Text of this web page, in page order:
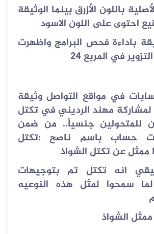
باللون الأزرق بينما الوثيقة
احتوى على اللون الاسود
باداءة فحص البرامج واظهرت
في المربع 24
في مواقع التواصل وثيقة
لمشاركة مهند الرديني في تكتل
للمتحولين جنسياً.. من ضمن
حساب باسم ناصح :‏تكتل
ممثل عن تكتل الشواذ
انه تكتل تم بتوجيهات
لما سمحوا لمثل هذه النوعيه
الشواذ